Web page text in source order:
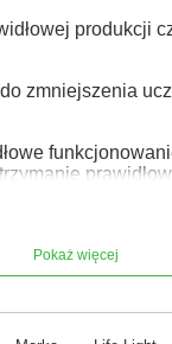
produkcji
zmniejszenia
m.in. w
naturalnie
z
Pokaż więcej